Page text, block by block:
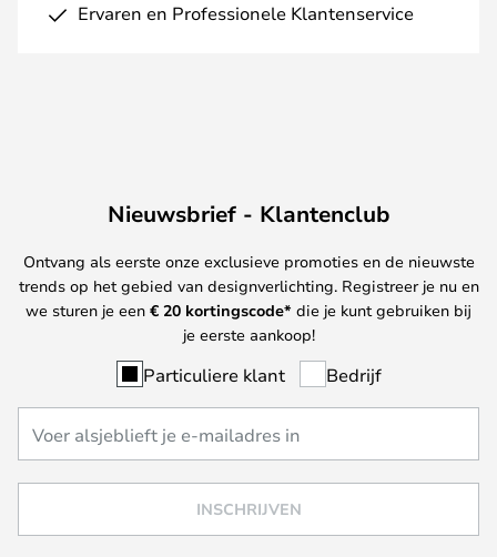
Ervaren en Professionele Klantenservice
Nieuwsbrief - Klantenclub
Ontvang als eerste onze exclusieve promoties en de nieuwste
trends op het gebied van designverlichting. Registreer je nu en
we sturen je een € 20 kortingscode* die je kunt gebruiken bij
je eerste aankoop!
Particuliere klant Bedrijf
INSCHRIJVEN